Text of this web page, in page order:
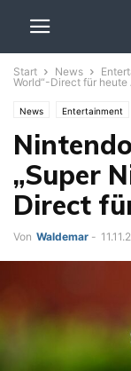
Start News
World“-Direct für heute
News Entertainment
„Super
Direct
Von Waldemar -